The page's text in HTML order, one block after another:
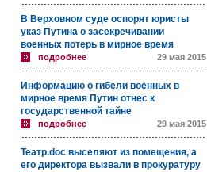
В Верховном суде оспорят юристы
указ Путина о засекречивании
военных потерь в мирное время
подробнее 29 мая 2015
Информацию о гибели военных в
мирное время Путин отнес к
государственной тайне
подробнее 29 мая 2015
Театр.doc выселяют из помещения, а
его директора вызвали в прокуратуру